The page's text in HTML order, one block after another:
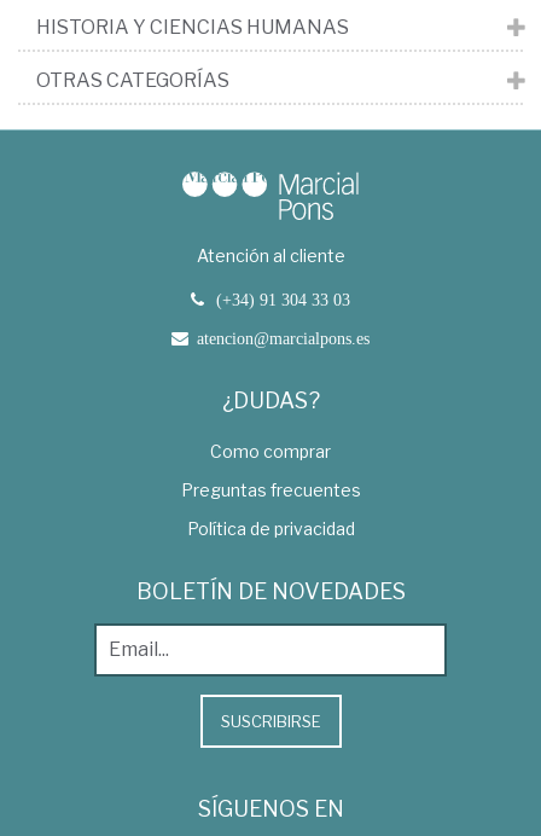
HISTORIA Y CIENCIAS HUMANAS
OTRAS CATEGORÍAS
Atención al cliente
(+34) 91 304 33 03
atencion@marcialpons.es
¿DUDAS?
Como comprar
Preguntas frecuentes
Política de privacidad
BOLETÍN DE NOVEDADES
SUSCRIBIRSE
SÍGUENOS EN